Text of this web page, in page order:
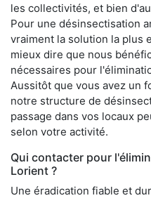
les collectivités, et bien
Pour une désinsectisation
vraiment la solution la plus
mieux dire que nous
nécessaires pour
Aussitôt que vous avez un
notre structure de
passage dans vos locaux
selon votre activité.
Qui contacter pour
Lorient ?
Une éradication fiable et